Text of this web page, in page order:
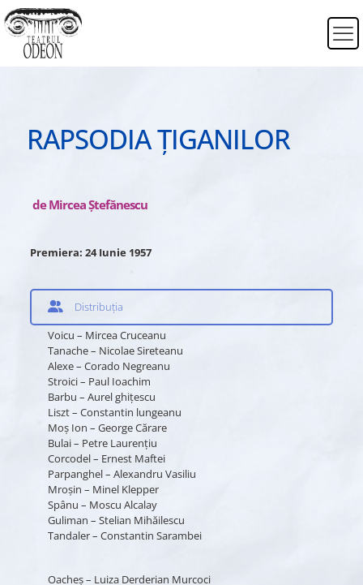
RAPSODIA ȚIGANILOR
de Mircea Ştefănescu
Premiera: 24 Iunie 1957
Distribuția
Voicu – Mircea Cruceanu
Tanache – Nicolae Sireteanu
Alexe – Corado Negreanu
Stroici – Paul Ioachim
Barbu – Aurel ghiţescu
Liszt – Constantin lungeanu
Moş Ion – George Cărare
Bulai – Petre Laurenţiu
Corcodel – Ernest Maftei
Parpanghel – Alexandru Vasiliu
Mroşin – Minel Klepper
Spânu – Moscu Alcalay
Guliman – Stelian Mihăilescu
Tandaler – Constantin Sarambei
Oacheş – Luiza Derderian Murcoci